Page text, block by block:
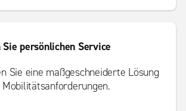
Sie persönlichen Service
Sie eine maßgeschneiderte Lösung